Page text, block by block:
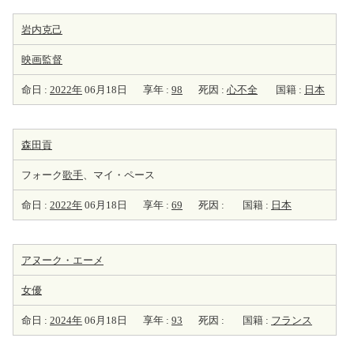
岩内克己
映画監督
命日 : 2022年 06月18日 享年 : 98 死因 : 心不全 国籍 : 日本
森田貢
フォーク歌手、マイ・ペース
命日 : 2022年 06月18日 享年 : 69 死因 : 国籍 : 日本
アヌーク・エーメ
女優
命日 : 2024年 06月18日 享年 : 93 死因 : 国籍 : フランス